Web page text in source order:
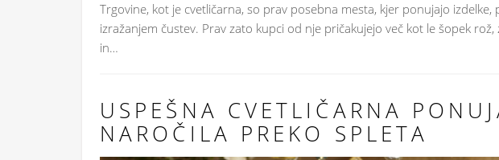
Trgovine, kot je cvetličarna, so prav posebna mesta, kjer ponujajo
izražanjem čustev. Prav zato kupci od nje pričakujejo več kot le šopek
in…
USPEŠNA CVETLIČARNA
NAROČILA PREKO SPLETA